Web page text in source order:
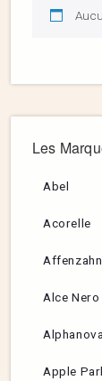
Les
Abel
Acorelle
Affenzahn
Alce Nero
Apple